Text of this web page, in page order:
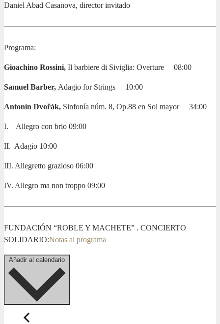
Daniel Abad Casanova, director invitado
Programa:
Gioachino Rossini, Il barbiere di Siviglia: Overture 08:00
Samuel Barber, Adagio for Strings 10:00
Antonín Dvořák, Sinfonía núm. 8, Op.88 en Sol mayor 34:00
I. Allegro con brio 09:00
II. Adagio 10:00
III. Allegretto grazioso 06:00
IV. Allegro ma non troppo 09:00
FUNDACIÓN “ROBLE Y MACHETE” . CONCIERTO
SOLIDARIO:Notas al programa